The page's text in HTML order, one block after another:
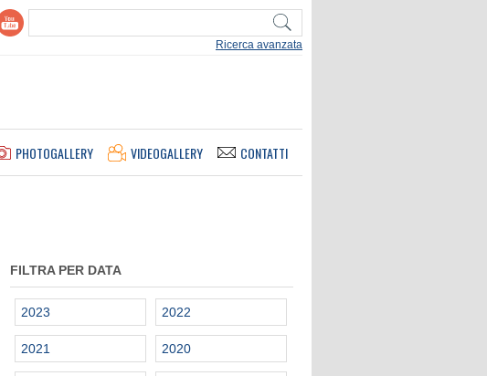
Ricerca avanzata
PHOTOGALLERY VIDEOGALLERY CONTATTI
FILTRA PER DATA
2023 2022
2021 2020